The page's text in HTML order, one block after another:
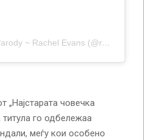
A post shared by Barbie Parody ~ Rachel Evans (@rachel_evans_bikini)
„Најстарата човечка
го одбележаа
меѓу кои особено